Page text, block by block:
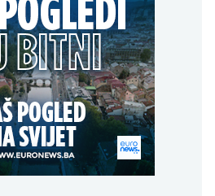
se približila kućama u
selima Poljice Petrovo i
Marići
AKTUELNO
Kritično u Trebinju: Vatra
se približila kućama u
selima Poljice Petrovo i
Marići
AKTUELNO
Plan da se u Crnoj Gori
prave centri za prihvat
migranata? Spajić:
Nismo vodili pregovore
Rusija: Masovan napad
dronovima na Jaroslavlj,
meta navodno bila
rafinerija
AKTUELNO
Vance: Iranci su izuzetno
teški ljudi, pregovori će
potrajati
spektakl “Brechtovi
duhovi”
TEHNOLOGIJA
Dio rakete SpaceX
velikom brzinom pada
na Mjesec